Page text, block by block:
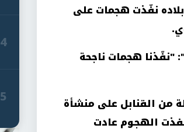
بلاده نفّذت هجمات على
هجمات ناجحة
من القنابل على منشأة
نفذت الهجوم عادت
4
5